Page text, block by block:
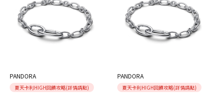
PANDORA
夏天卡利HIGH回饋攻略(詳情請點)
PANDORA
夏天卡利HIGH回饋攻略(詳情請點)